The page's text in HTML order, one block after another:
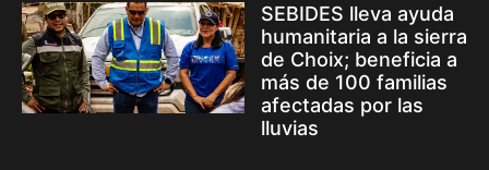
SEBIDES lleva ayuda
humanitaria a la sierra
de Choix; beneficia a
más de 100 familias
afectadas por las
lluvias